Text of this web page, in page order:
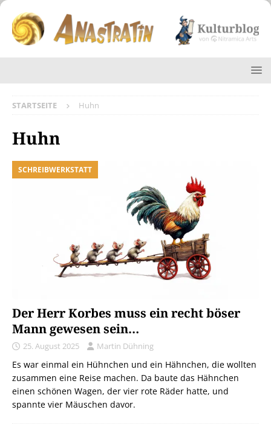
STARTSEITE Huhn
Huhn
SCHREIBWERKSTATT
Der Herr Korbes muss ein recht böser
Mann gewesen sein…
25. August 2025 Martin Dühning
Es war einmal ein Hühnchen und ein Hähnchen, die wollten
zusammen eine Reise machen. Da baute das Hähnchen
einen schönen Wagen, der vier rote Räder hatte, und
spannte vier Mäuschen davor.